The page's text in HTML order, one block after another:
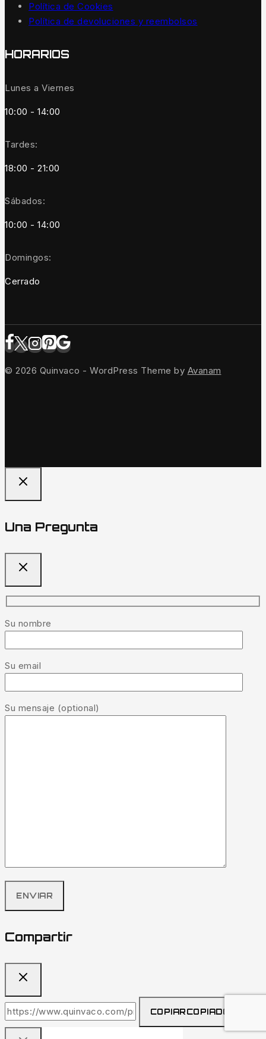
Política de Cookies
Política de devoluciones y reembolsos
HORARIOS
Lunes a Viernes
10:00 - 14:00
Tardes:
18:00 - 21:00
Sábados:
10:00 - 14:00
Domingos:
Cerrado
© 2026 Quinvaco - WordPress Theme by Avanam
Una Pregunta
Su nombre
Su email
Su mensaje (optional)
Compartir
COPIARCOPIADO!